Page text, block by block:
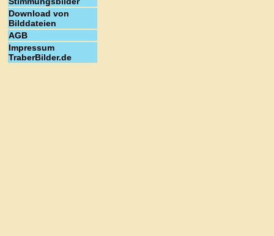
Download von
Bilddateien
AGB
Impressum
TraberBilder.de